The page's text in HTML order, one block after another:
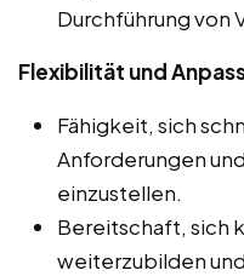
Durchführung von
Flexibilität und
Fähigkeit, sich
Anforderungen
einzustellen.
Bereitschaft, sich
weiterzubilden